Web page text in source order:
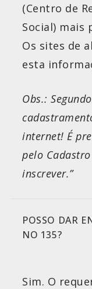
(Centro de
Social) mais
Os sites de
esta
Obs.:
internet! É
pelo
inscrever.”
POSSO DAR
NO 135?
Sim. O